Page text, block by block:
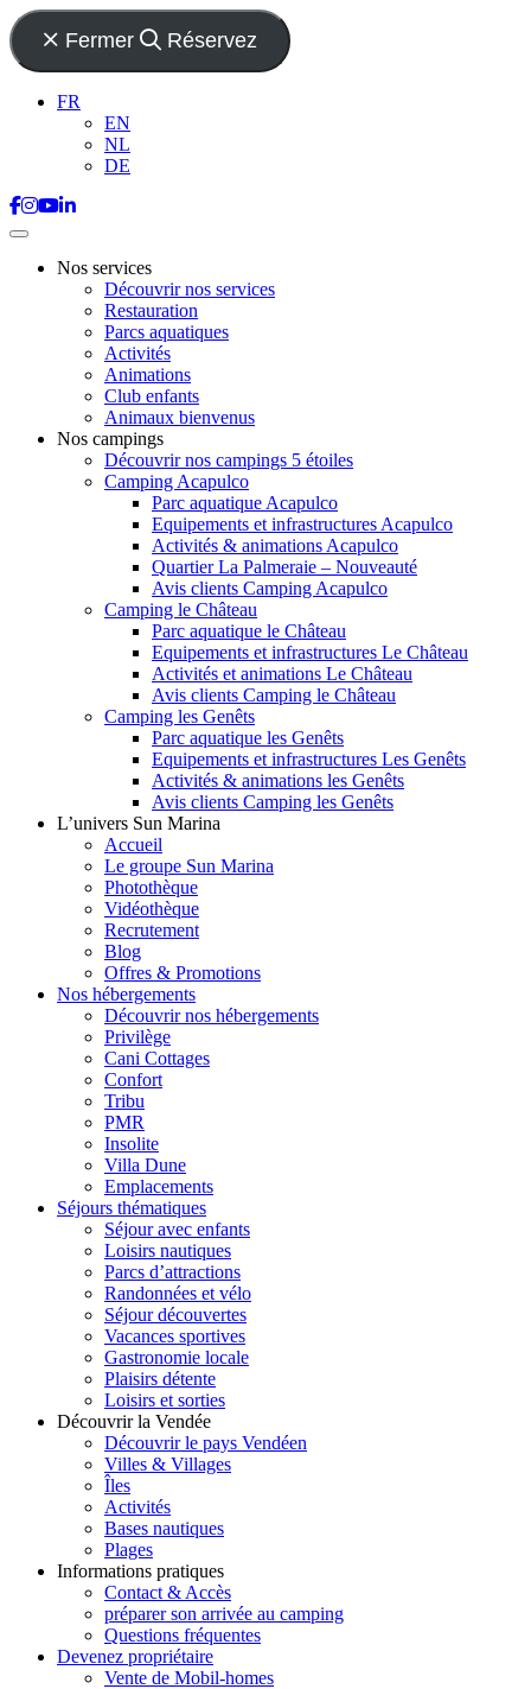
Fermer Réservez
FR
EN
NL
DE
Nos services
Découvrir nos services
Restauration
Parcs aquatiques
Activités
Animations
Club enfants
Animaux bienvenus
Nos campings
Découvrir nos campings 5 étoiles
Camping Acapulco
Parc aquatique Acapulco
Equipements et infrastructures Acapulco
Activités & animations Acapulco
Quartier La Palmeraie – Nouveauté
Avis clients Camping Acapulco
Camping le Château
Parc aquatique le Château
Equipements et infrastructures Le Château
Activités et animations Le Château
Avis clients Camping le Château
Camping les Genêts
Parc aquatique les Genêts
Equipements et infrastructures Les Genêts
Activités & animations les Genêts
Avis clients Camping les Genêts
L’univers Sun Marina
Accueil
Le groupe Sun Marina
Photothèque
Vidéothèque
Recrutement
Blog
Offres & Promotions
Nos hébergements
Découvrir nos hébergements
Privilège
Cani Cottages
Confort
Tribu
PMR
Insolite
Villa Dune
Emplacements
Séjours thématiques
Séjour avec enfants
Loisirs nautiques
Parcs d’attractions
Randonnées et vélo
Séjour découvertes
Vacances sportives
Gastronomie locale
Plaisirs détente
Loisirs et sorties
Découvrir la Vendée
Découvrir le pays Vendéen
Villes & Villages
Îles
Activités
Bases nautiques
Plages
Informations pratiques
Contact & Accès
préparer son arrivée au camping
Questions fréquentes
Devenez propriétaire
Vente de Mobil-homes